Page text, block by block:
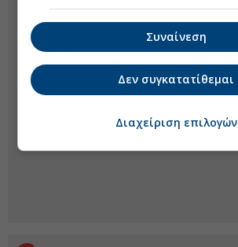
Συναίνεση
Δεν συγκατατίθεμαι
Διαχείριση επιλογών